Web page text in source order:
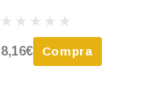
8,16€ Compra